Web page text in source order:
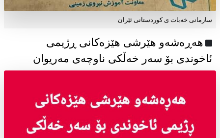
سازمانی خەبات ی كوردستانی ئێران
هەڕەشەو هێرشی هێزەکانی ڕژیمی
ئاخوندی بۆ سەر خەڵکی ناوچەی مەریوان